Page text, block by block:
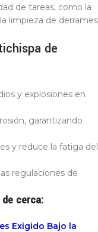
de tareas, como la
limpieza de derrames
de
y explosiones en
garantizando
y reduce la fatiga del
regulaciones de
cerca:
Exigido Bajo la